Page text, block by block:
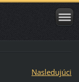
Nasledujúci